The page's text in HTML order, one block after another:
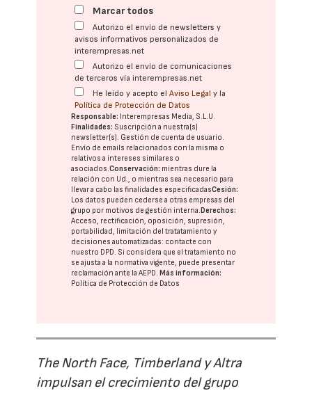
Marcar todos
Autorizo el envío de newsletters y
avisos informativos personalizados de
interempresas.net
Autorizo el envío de comunicaciones
de terceros vía interempresas.net
He leído y acepto elAviso Legal y la
Política de Protección de Datos
Responsable: Interempresas Media, S.L.U.
Finalidades: Suscripción a nuestra(s)
newsletter(s). Gestión de cuenta de usuario.
Envío de emails relacionados con la misma o
relativos a intereses similares o
asociados.Conservación: mientras dure la
relación con Ud., o mientras sea necesario para
llevar a cabo las finalidades especificadasCesión:
Los datos pueden cederse a otras empresas del
grupo por motivos de gestión interna.Derechos:
Acceso, rectificación, oposición, supresión,
portabilidad, limitación del tratatamiento y
decisiones automatizadas: contacte con
nuestro DPD. Si considera que el tratamiento no
se ajusta a la normativa vigente, puede presentar
reclamación ante laAEPD.Más información:
Política de Protección de Datos
The North Face, Timberland y Altra
impulsan el crecimiento del grupo